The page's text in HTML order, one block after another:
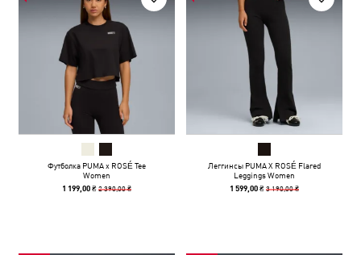
Футболка PUMA x ROSÉ Tee
Women
1 199,00 ₴2 390,00 ₴
Леггинсы PUMA X ROSÉ Flared
Leggings Women
1 599,00 ₴3 190,00 ₴